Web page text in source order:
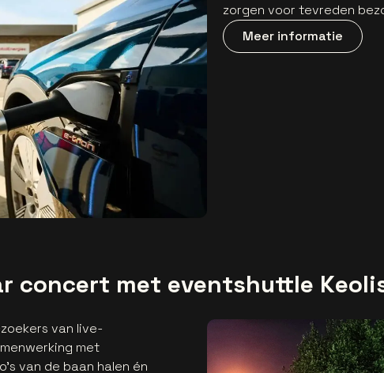
zorgen voor tevreden
Meer informatie
concert met eventshuttle
van live-
met
van de baan halen én